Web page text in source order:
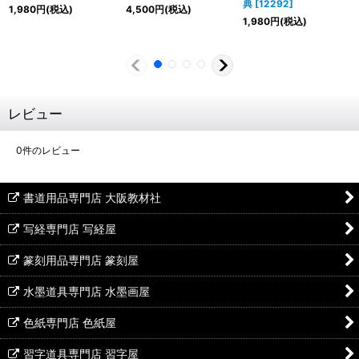
1,980円(税込) 4,500円(税込) 典 [12292]
1,980円(税込)
レビュー
0件のレビュー
書道用品専門店 大阪教材社
写経専門店 写経屋
篆刻用品専門店 篆刻屋
水墨道具専門店 水墨画屋
色紙専門店 色紙屋
習字道具専門店 習字屋